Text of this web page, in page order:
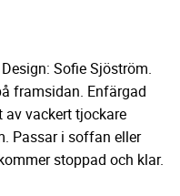
Sofie Sjöström.
framsidan. Enfärgad
av vackert tjockare
Passar i soffan eller
stoppad och klar.